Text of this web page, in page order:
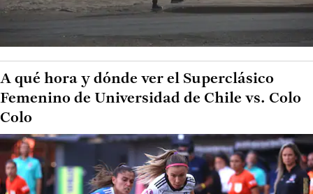
A qué hora y dónde ver el Superclásico
Femenino de Universidad de Chile vs. Colo
Colo